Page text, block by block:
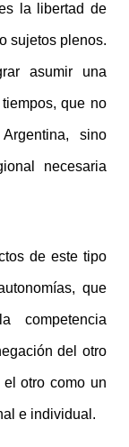
la libertad de
sujetos plenos.
asumir una
que no
sino
necesaria
de este tipo
que
del otro
otro como un
e individual.